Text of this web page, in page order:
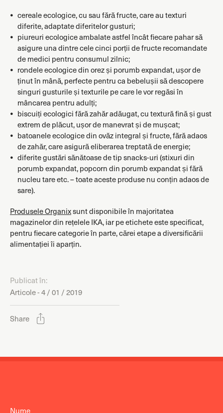
cereale ecologice, cu sau fără fructe, care au texturi
diferite, adaptate diferitelor gusturi;
piureuri ecologice ambalate astfel încât fiecare pahar să
asigure una dintre cele cinci porții de fructe recomandate
de medici pentru consumul zilnic;
rondele ecologice din orez și porumb expandat, ușor de
ținut în mână, perfecte pentru ca bebelușii să descopere
singuri gusturile și texturile pe care le vor regăsi în
mâncarea pentru adulți;
biscuiți ecologici fără zahăr adăugat, cu textură fină și gust
extrem de plăcut, ușor de manevrat și de mușcat;
batoanele ecologice din ovăz integral și fructe, fără adaos
de zahăr, care asigură eliberarea treptată de energie;
diferite gustări sănătoase de tip snacks-uri (stixuri din
porumb expandat, popcorn din porumb expandat și fără
nucleu tare etc. – toate aceste produse nu conțin adaos de
sare).
Produsele Organixsunt disponibile în majoritatea
magazinelor din rețelele IKA, iar pe etichete este specificat,
pentru fiecare categorie în parte, cărei etape a diversificării
alimentației îi aparțin.
Publicat în:
Articole - 4 / 01 / 2019
Share